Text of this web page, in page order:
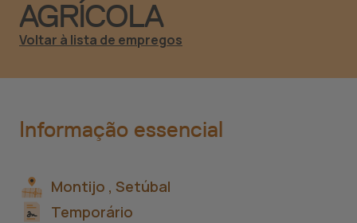
AGRÍCOLA
Voltar à lista de empregos
Informação essencial
Montijo , Setúbal
Temporário